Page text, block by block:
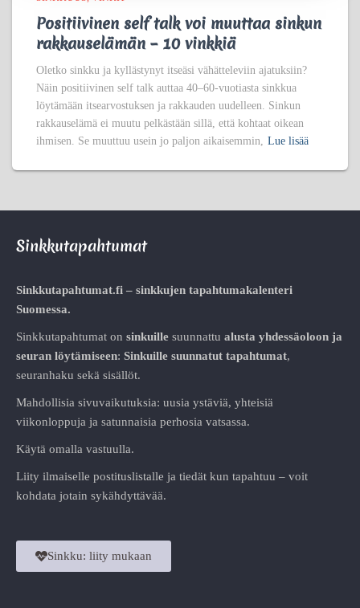
Positiivinen self talk voi muuttaa sinkun
rakkauselämän – 10 vinkkiä
Oletko sinkku ja kyllästynyt itseäsi vähätteleviin ajatuksiin?
Näin positiivinen self talk auttaa 40–60-vuotiasta sinkkua
löytämään itsearvostuksen ja rakkauden uudelleen. Sinkun
rakkauselämä ei muutu pelkästään sillä, että kohtaat oikean
ihmisen. Se muuttuu usein jo paljon aikaisemmin,
Lue lisää
Sinkkutapahtumat
Sinkkutapahtumat.fi – sinkkujen tapahtumakalenteri
Suomessa.
Sinkkutapahtumat on sinkuille suunnattu alusta yhdessäoloon ja
seuran löytämiseen: Sinkuille suunnatut tapahtumat,
seuranhaku sekä sisällöt.
Mahdollisia sivuvaikutuksia: uusia ystäviä, yhteisiä
viikonloppuja ja satunnaisia perhosia vatsassa.
Käytä omalla vastuulla.
Liity ilmaiselle postituslistalle ja tiedät kun tapahtuu – voit
kohdata jotain sykähdyttävää.
Sinkku: liity mukaan